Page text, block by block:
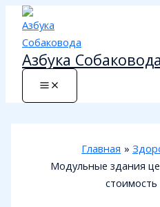
Перейти
содержимому
Азбука Собаковода
Главная
Модульные здания